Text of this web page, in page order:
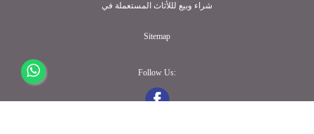
شراء وبيع لللأثاث المستعملة في
Sitemap
Follow Us: